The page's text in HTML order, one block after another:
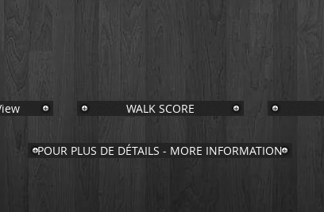
WALK SCORE
POUR PLUS DE DÉTAILS - MORE INFORMATION